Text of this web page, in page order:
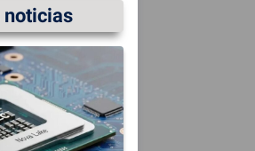
noticias